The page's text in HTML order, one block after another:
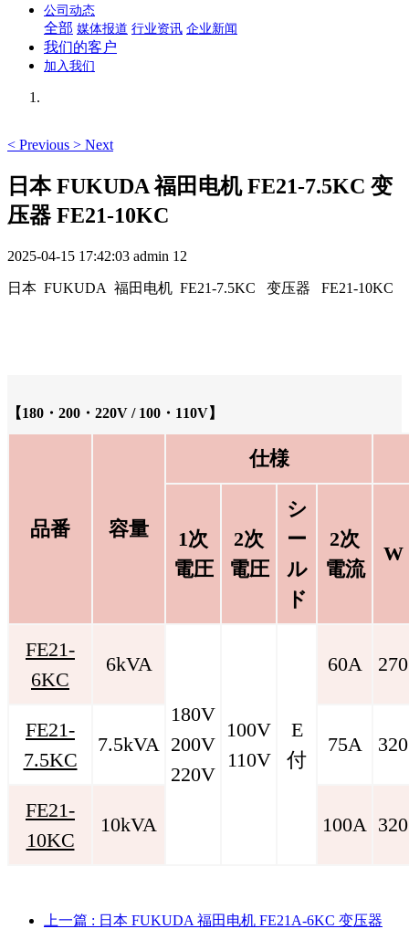
公司动态
全部 媒体报道 行业资讯 企业新闻
我们的客户
加入我们
< Previous > Next
日本 FUKUDA 福田电机 FE21-7.5KC 变
压器 FE21-10KC
2025-04-15 17:42:03 admin 12
日本 FUKUDA 福田电机 FE21-7.5KC 变压器 FE21-10KC
【180・200・220V / 100・110V】
品番 容量
仕様
1次
電圧
2次
電圧
シ
ー
ル
ド
2次
電流
W
FE21-
6KC
6kVA
180V
200V
220V
100V
110V
E
付
60A 270
FE21-
7.5KC
7.5kVA 75A 320
FE21-
10KC
10kVA 100A 320
上一篇 : 日本 FUKUDA 福田电机 FE21A-6KC 变压器